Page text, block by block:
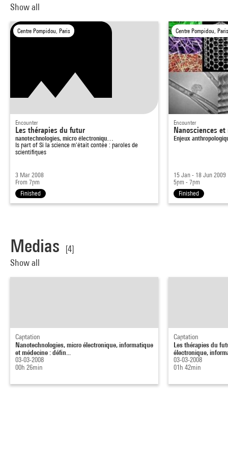
Show all
Centre Pompidou, Paris
Encounter
Les thérapies du futur
nanotechnologies, micro électroniqu…
Is part of Si la science m'était contée : paroles de
scientifiques
3 Mar 2008
From 7pm
Finished
Centre Pompidou,
Encounter
Nanosciences
Enjeux
15 Jan - 18 Jun 2009
5pm - 7pm
Finished
Medias
[4]
Show all
Captation
Nanotechnologies, micro électronique, informatique
et médecine : défin...
03-03-2008
00h 26min
Captation
Les thérapies du
électronique,
03-03-2008
01h 42min